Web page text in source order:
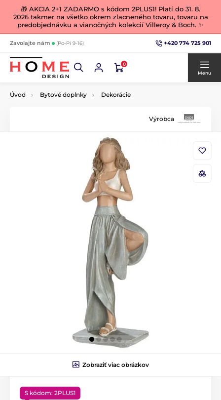
🎁 AKCIA 2+1 ZADARMO s kódom 2PLUS1! Platí do 31. 8.
2026 takmer na všetko okrem zlacneného tovaru, tovaru na
predobjednávku a vianočných kolekcií Villeroy & Boch. ✨
Zavolajte nám (Po-Pi 9-16) +420 774 725 901
0
Menu
Úvod Bytové doplnky Dekorácie
Výrobca
Zobraziť viac obrázkov
S kódom: 2PLUS1